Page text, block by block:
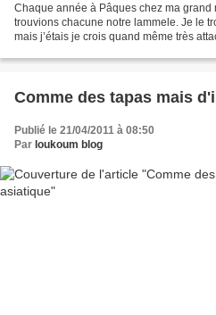
Chaque année à Pâques chez ma
trouvions chacune notre lammele. Je le
mais j’étais je crois quand même très
Comme des tapas mais
Publié le 21/04/2011 à 08:50
Par loukoum blog